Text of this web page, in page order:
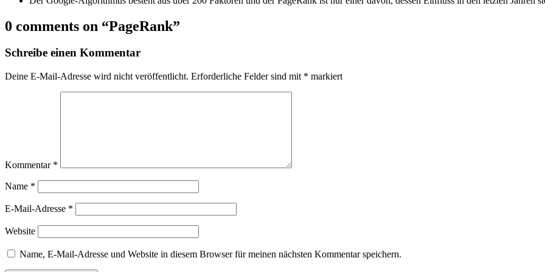
0 comments on “PageRank”
Schreibe einen Kommentar
Deine E-Mail-Adresse wird nicht veröffentlicht. Erforderliche Felder sind mit * markiert
Kommentar *
Name *
E-Mail-Adresse *
Website
Name, E-Mail-Adresse und Website in diesem Browser für meinen nächsten Kommentar speichern.